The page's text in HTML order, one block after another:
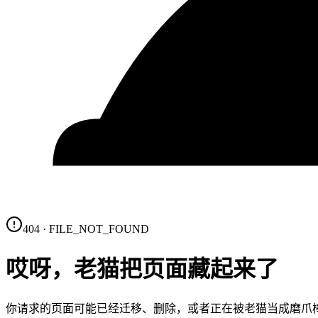
404 · FILE_NOT_FOUND
哎呀，老猫把页面藏起来了
你请求的页面可能已经迁移、删除，或者正在被老猫当成磨爪